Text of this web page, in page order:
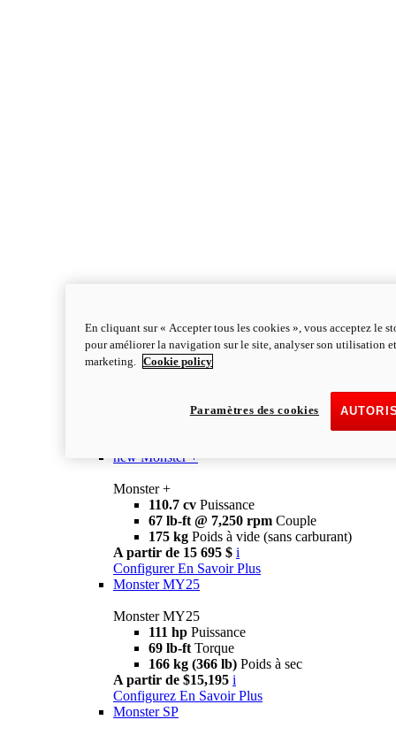
new Monster +
Monster +
110.7 cv Puissance
67 lb-ft @ 7,250 rpm Couple
175 kg Poids à vide (sans carburant)
A partir de 15 695 $ i
Configurer En Savoir Plus
Monster MY25
Monster MY25
111 hp Puissance
69 lb-ft Torque
166 kg (366 lb) Poids à sec
A partir de $15,195 i
Configurez En Savoir Plus
Monster SP
En cliquant sur « Accepter tous les cookies », vous acceptez le
pour améliorer la navigation sur le site, analyser son utilisation
marketing.
Cookie policy
Paramètres des cookies